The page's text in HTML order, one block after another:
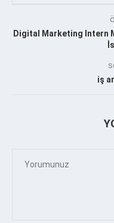
Digital Marketing Intern
iş